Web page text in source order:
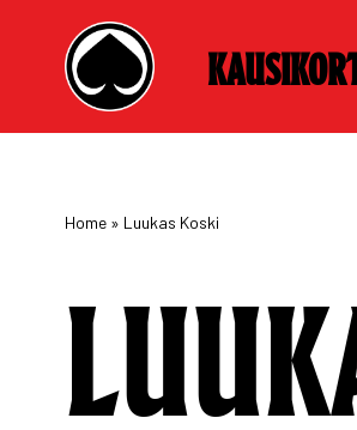
content
Home » Luukas Koski